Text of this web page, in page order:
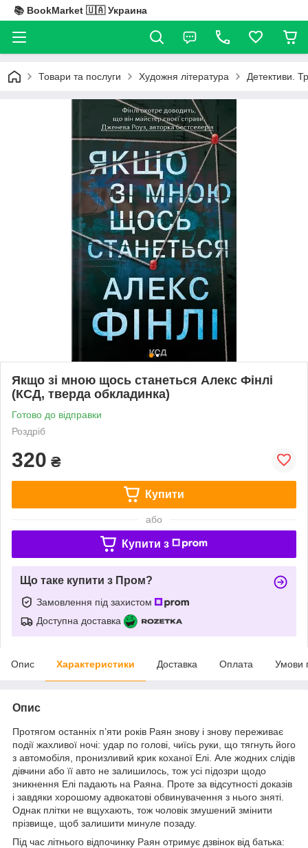
📚 BookMarket 🇺🇦 Украина
Товари та послуги Художня література Детективи.
Якщо зі мною щось станеться Алекс Фінлі
(КСД, тверда обкладинка)
Готово до відправки
Роздріб
320 ₴
Купити
або
Купити з
Що таке купити з Пром?
Замовлення під захистом
Доступна доставка
Опис Характеристики Доставка Оплата Умови
Опис
Протягом останніх п’яти років Раян знову і знову переживає
події жахливої ночі: удар по голові, чиїсь руки, що тягнуть його
з автомобіля, пронизливий крик коханої Елі. Але жодних слідів
дівчини або її авто не залишилось, тож усі підозри щодо
зникнення Елі падають на Раяна. Проте за відсутності доказів
і завдяки хорошому адвокатові обвинувачення з нього зняті.
Однак плітки не вщухають, тож чоловік змушений змінити
прізвище, щоб залишити минуле позаду.
Під час літнього відпочинку Раян отримує дзвінок від батька: